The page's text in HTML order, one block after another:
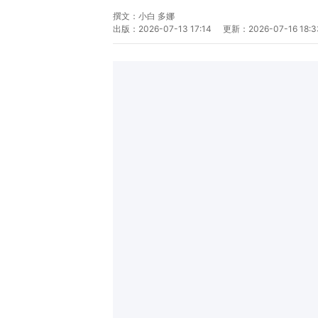
撰文： 小白 多娜
出版： 2026-07-13 17:14 更新： 2026-07-16